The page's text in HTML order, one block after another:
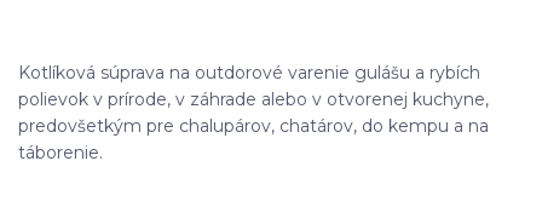
Kotlíková súprava na outdorové varenie gulášu a rybích
polievok v prírode, v záhrade alebo v otvorenej kuchyne,
predovšetkým pre chalupárov, chatárov, do kempu a na
táborenie.